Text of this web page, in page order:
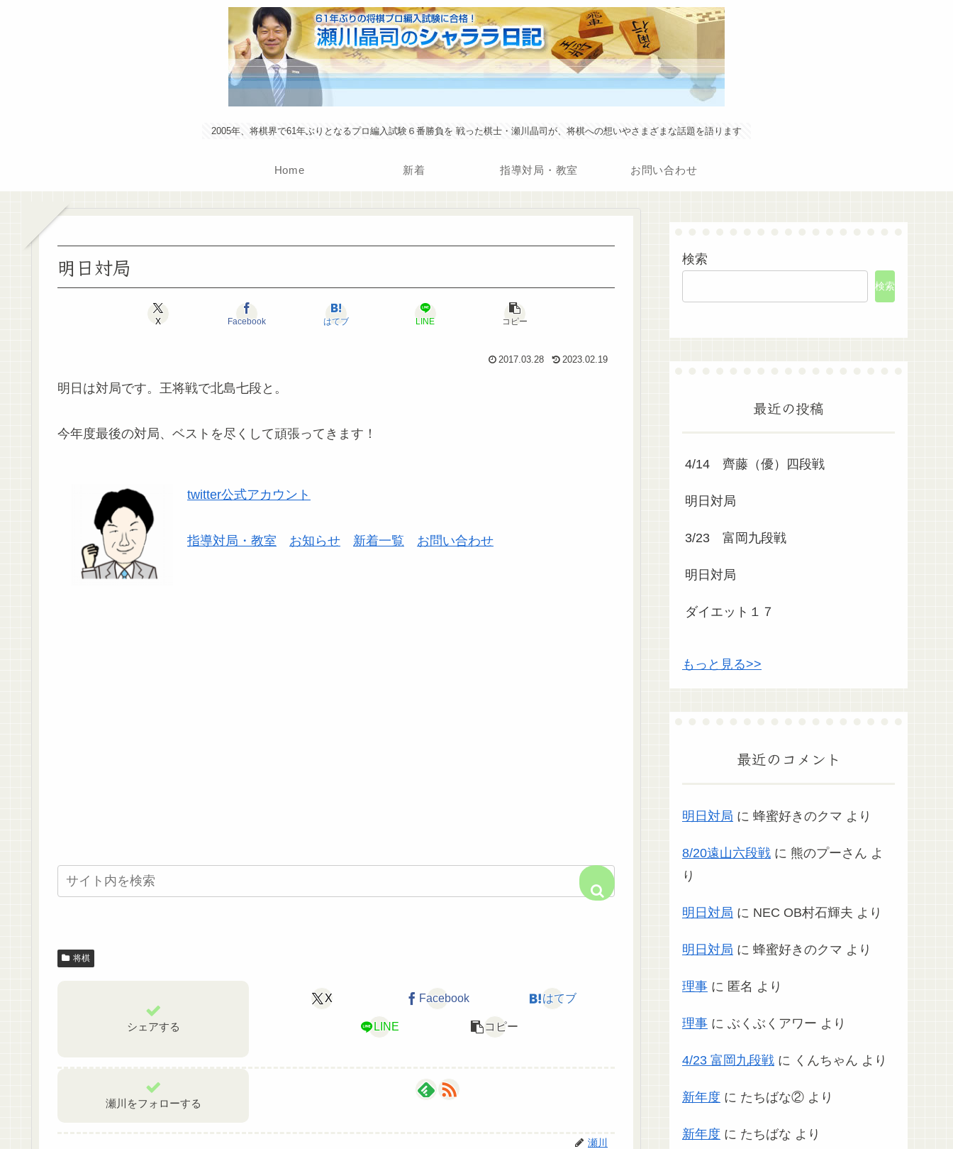
2005年、将棋界で61年ぶりとなるプロ編入試験６番勝負を 戦った棋士・瀬川晶司が、将棋への想いやさまざまな話題を語ります
Home 新着 指導対局・教室 お問い合わせ
明日対局
X Facebook はてブ LINE コピー
2017.03.28 2023.02.19
明日は対局です。王将戦で北島七段と。
今年度最後の対局、ベストを尽くして頑張ってきます！
twitter公式アカウント
指導対局・教室 お知らせ 新着一覧 お問い合わせ
将棋
シェアする
X Facebook はてブ
LINE コピー
瀬川をフォローする
瀬川
検索
検索
最近の投稿
4/14 齊藤（優）四段戦
明日対局
3/23 富岡九段戦
明日対局
ダイエット１７
もっと見る>>
最近のコメント
明日対局 に 蜂蜜好きのクマ より
8/20遠山六段戦 に 熊のプーさん よ
り
明日対局 に NEC OB村石輝夫 より
明日対局 に 蜂蜜好きのクマ より
理事 に 匿名 より
理事 に ぶくぶくアワー より
4/23 富岡九段戦 に くんちゃん より
新年度 に たちばな② より
新年度 に たちばな より